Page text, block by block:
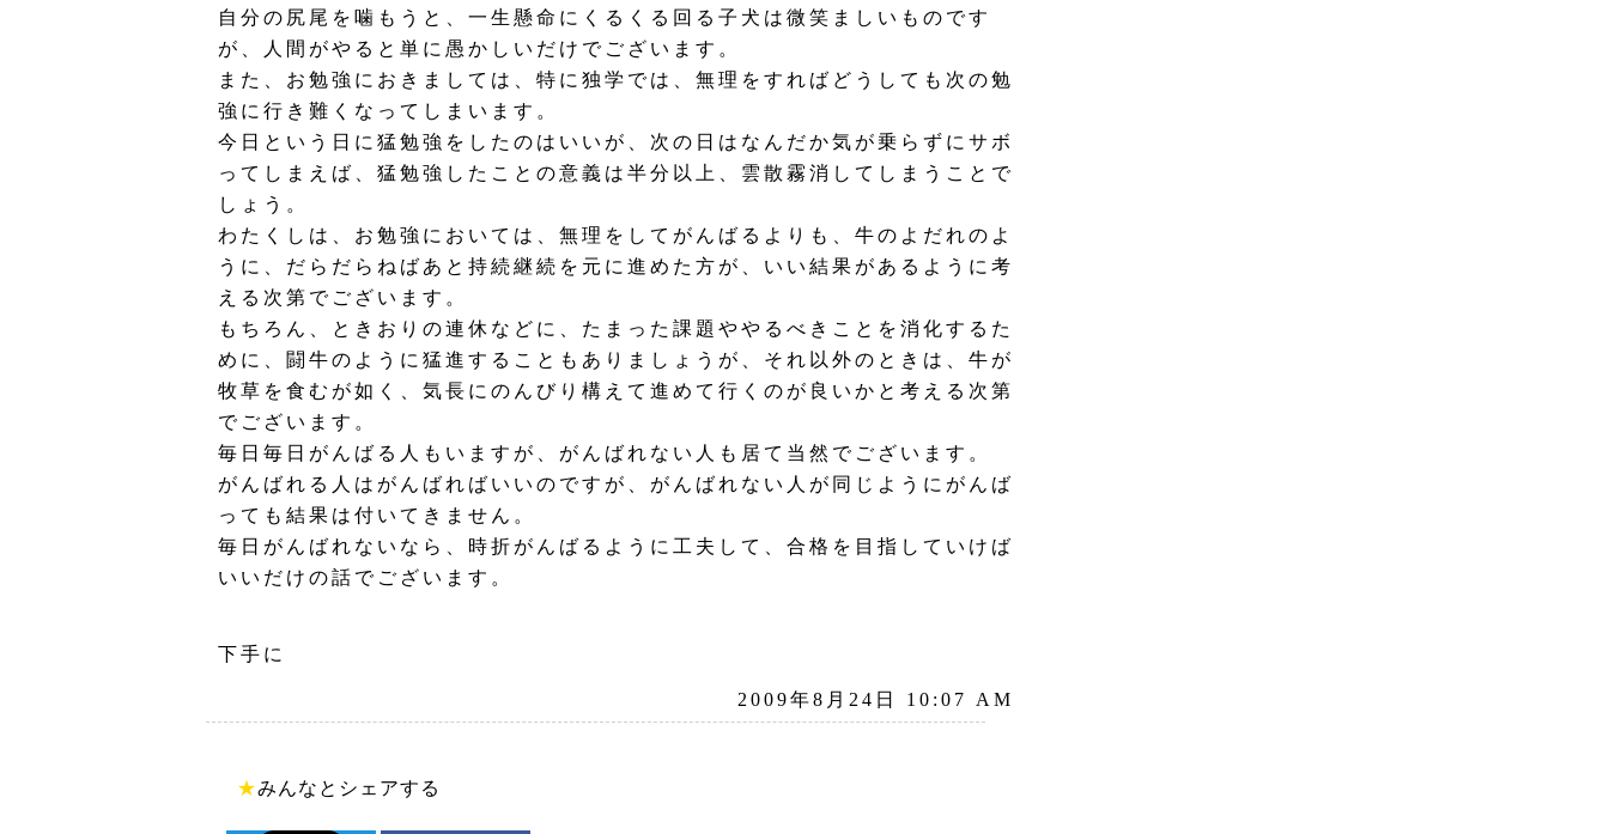
自分の尻尾を噛もうと、一生懸命にくるくる回る子犬は微笑ましいものです
が、人間がやると単に愚かしいだけでございます。
また、お勉強におきましては、特に独学では、無理をすればどうしても次の勉
強に行き難くなってしまいます。
今日という日に猛勉強をしたのはいいが、次の日はなんだか気が乗らずにサボ
ってしまえば、猛勉強したことの意義は半分以上、雲散霧消してしまうことで
しょう。
わたくしは、お勉強においては、無理をしてがんばるよりも、牛のよだれのよ
うに、だらだらねばあと持続継続を元に進めた方が、いい結果があるように考
える次第でございます。
もちろん、ときおりの連休などに、たまった課題ややるべきことを消化するた
めに、闘牛のように猛進することもありましょうが、それ以外のときは、牛が
牧草を食むが如く、気長にのんびり構えて進めて行くのが良いかと考える次第
でございます。
毎日毎日がんばる人もいますが、がんばれない人も居て当然でございます。
がんばれる人はがんばればいいのですが、がんばれない人が同じようにがんば
っても結果は付いてきません。
毎日がんばれないなら、時折がんばるように工夫して、合格を目指していけば
いいだけの話でございます。
下手に
2009年8月24日 10:07 AM
★みんなとシェアする